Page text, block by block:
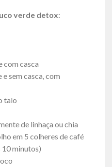
verde detox:
com casca
sem casca, com
talo
de linhaça ou chia
em 5 colheres de café
10 minutos)